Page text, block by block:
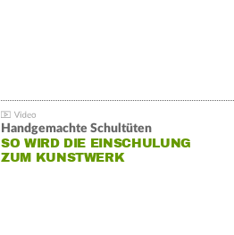
Handgemachte Schultüten
SO WIRD DIE EINSCHULUNG
ZUM KUNSTWERK